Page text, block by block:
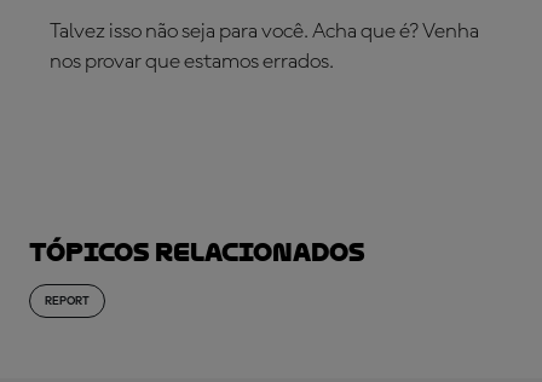
Talvez isso não seja para você. Acha que é? Venha
nos provar que estamos errados.
Tópicos relacionados
REPORT